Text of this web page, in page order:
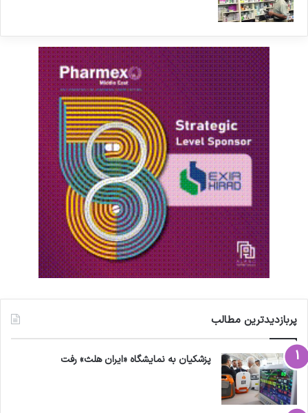
پربازدیدترین مطالب
پزشکیان به نمایشگاه «ایران هلث» رفت